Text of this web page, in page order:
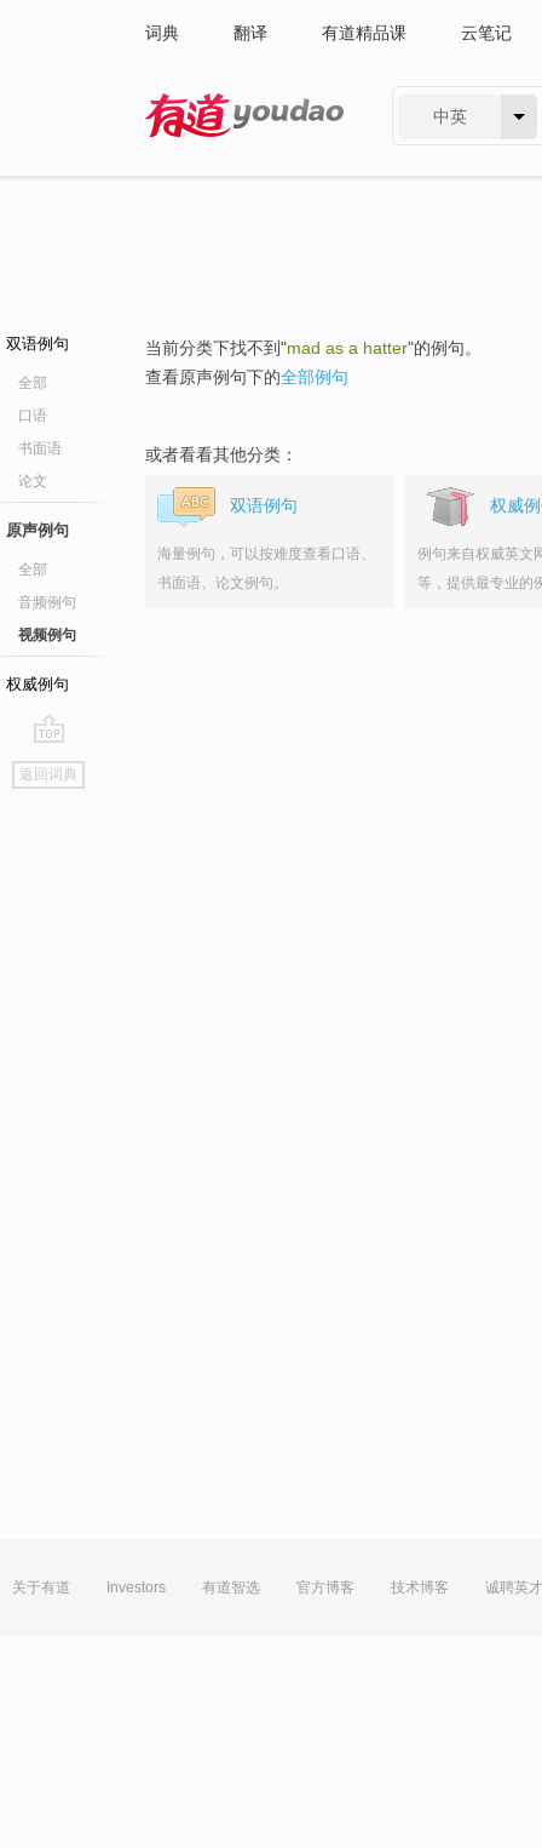
词典 翻译 有道精品课 云笔记
中英
双语例句
全部
口语
书面语
论文
原声例句
全部
音频例句
视频例句
权威例句
go
top
返回词典
当前分类下找不到"mad as a hatter"的例句。
查看原声例句下的全部例句
或者看看其他分类：
双语例句
海量例句，可以按难度查看口语、
书面语、论文例句。
权威
例句来自权威英文
等，提供最专业的
关于有道 Investors 有道智选 官方博客 技术博客 诚聘英才